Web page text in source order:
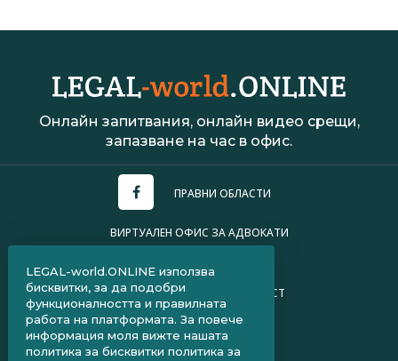
Онлайн запитвания, онлайн видео срещи,
запазване на час в офис.
ПРАВНИ ОБЛАСТИ
ВИРТУАЛЕН ОФИС ЗА АДВОКАТИ
ПОЛИТИКА ЗА ПОВЕРИТЕЛНОСТ
ЧЗВ ЗА КЛИЕНТИ
ЧЗВ ЗА АДВОКАТИ
LEGAL-world.ONLINE използва
бисквитки, за да подобри
функционалността и правилната
работа на платформата. За повече
информация моля вижте нашата
политика за бисквитки политика за